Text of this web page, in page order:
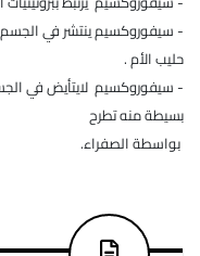
- سيفوروكسيم ينتشر في
حليب الأم .
- سيفوروكسيم لايتأيض في
بسيطة منه تطرح
بواسطة الصفراء.